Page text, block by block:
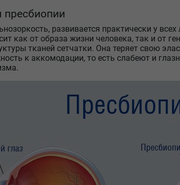
развивается практически у
как от образа жизни человека, так и от
тканей сетчатки. Она теряет свою
к аккомодации, то есть слабеют и